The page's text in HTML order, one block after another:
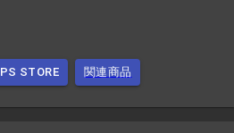
PS STORE 関連商品